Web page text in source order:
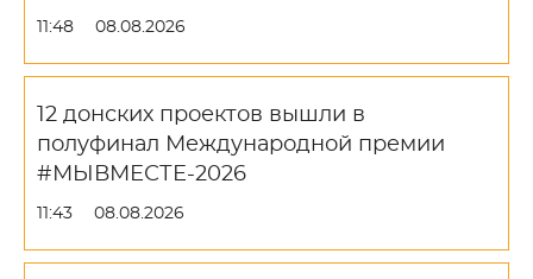
11:48 08.08.2026
12 донских проектов вышли в
полуфинал Международной премии
#МЫВМЕСТЕ-2026
11:43 08.08.2026